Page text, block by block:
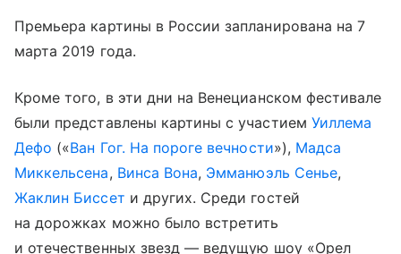
Премьера картины в России запланирована на 7
марта 2019 года.
Кроме того, в эти дни на Венецианском фестивале
были представлены картины с участием Уиллема
Дефо («Ван Гог. На пороге вечности»), Мадса
Миккельсена, Винса Вона, Эмманюэль Сенье,
Жаклин Биссет и других. Среди гостей
на дорожках можно было встретить
и отечественных звезд — ведущую шоу «Орел